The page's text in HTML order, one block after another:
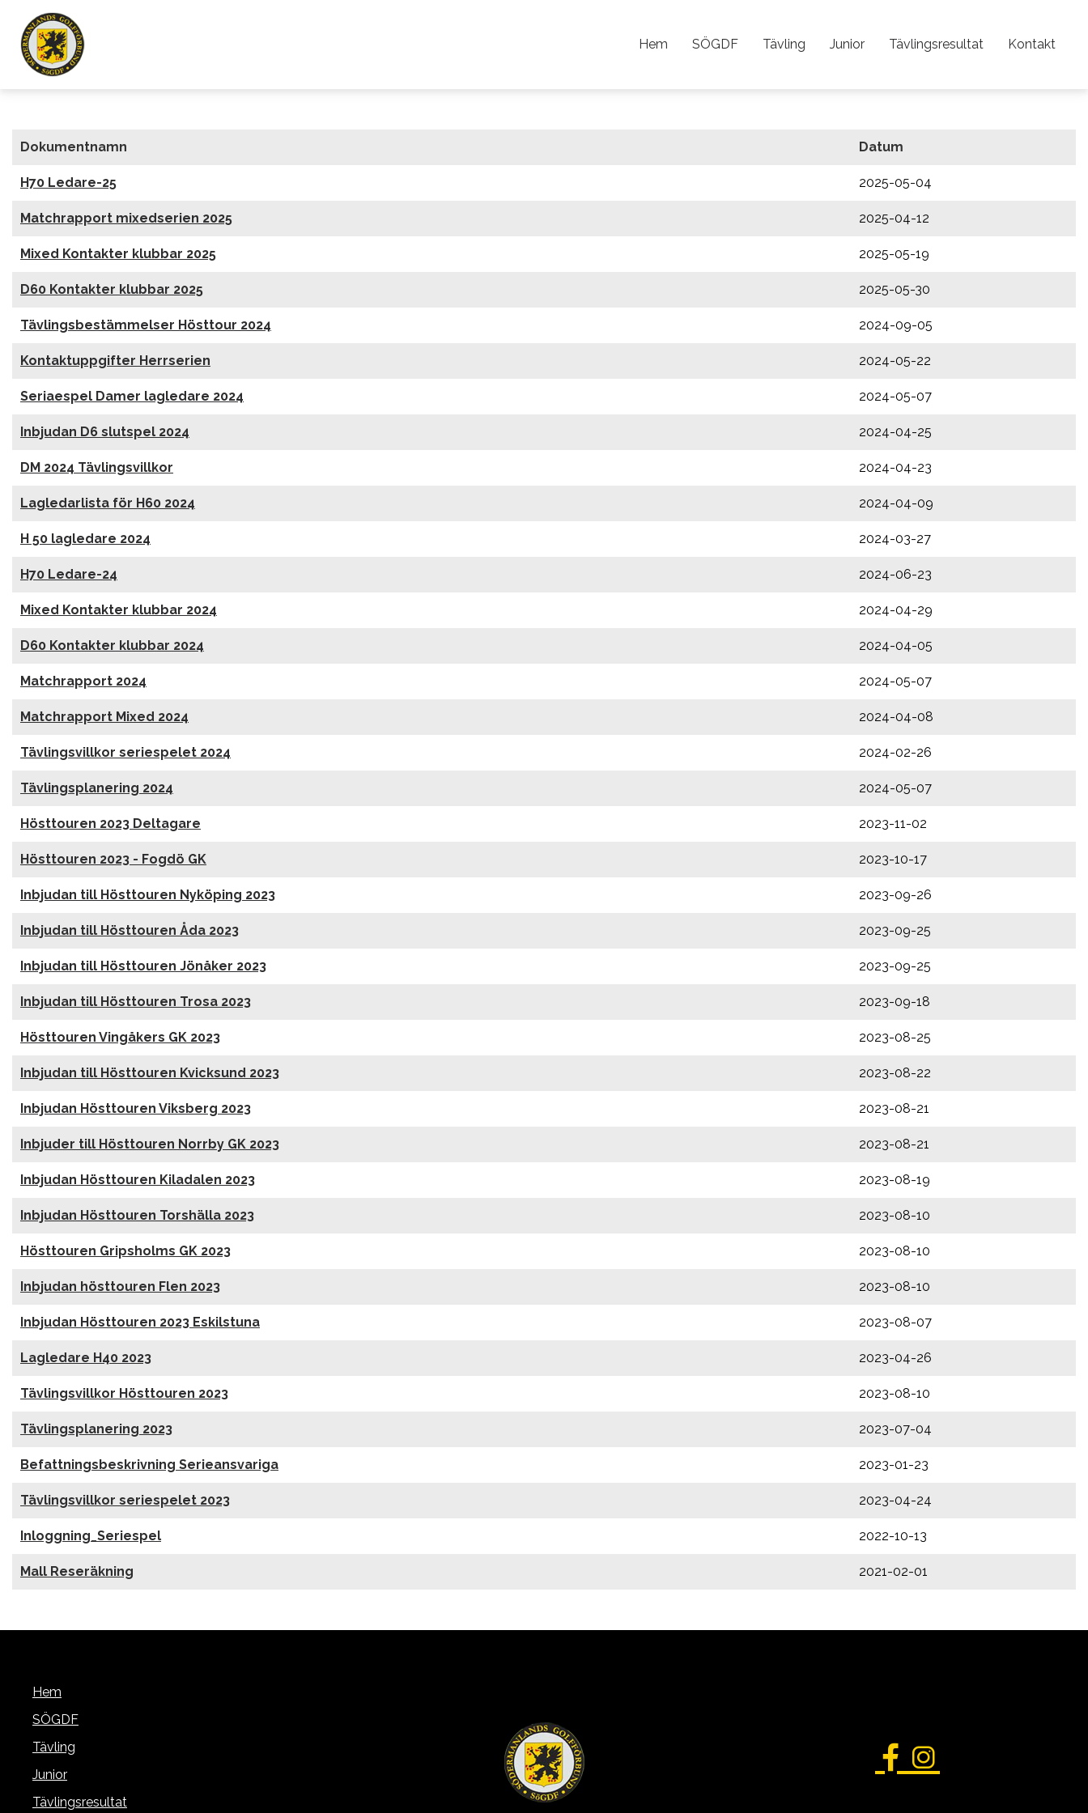
Hem SÖGDF Tävling Junior Tävlingsresultat Kontakt
Dokumentnamn Datum
H70 Ledare-25 2025-05-04
Matchrapport mixedserien 2025 2025-04-12
Mixed Kontakter klubbar 2025 2025-05-19
D60 Kontakter klubbar 2025 2025-05-30
Tävlingsbestämmelser Hösttour 2024 2024-09-05
Kontaktuppgifter Herrserien 2024-05-22
Seriaespel Damer lagledare 2024 2024-05-07
Inbjudan D6 slutspel 2024 2024-04-25
DM 2024 Tävlingsvillkor 2024-04-23
Lagledarlista för H60 2024 2024-04-09
H 50 lagledare 2024 2024-03-27
H70 Ledare-24 2024-06-23
Mixed Kontakter klubbar 2024 2024-04-29
D60 Kontakter klubbar 2024 2024-04-05
Matchrapport 2024 2024-05-07
Matchrapport Mixed 2024 2024-04-08
Tävlingsvillkor seriespelet 2024 2024-02-26
Tävlingsplanering 2024 2024-05-07
Hösttouren 2023 Deltagare 2023-11-02
Hösttouren 2023 - Fogdö GK 2023-10-17
Inbjudan till Hösttouren Nyköping 2023 2023-09-26
Inbjudan till Hösttouren Åda 2023 2023-09-25
Inbjudan till Hösttouren Jönåker 2023 2023-09-25
Inbjudan till Hösttouren Trosa 2023 2023-09-18
Hösttouren Vingåkers GK 2023 2023-08-25
Inbjudan till Hösttouren Kvicksund 2023 2023-08-22
Inbjudan Hösttouren Viksberg 2023 2023-08-21
Inbjuder till Hösttouren Norrby GK 2023 2023-08-21
Inbjudan Hösttouren Kiladalen 2023 2023-08-19
Inbjudan Hösttouren Torshälla 2023 2023-08-10
Hösttouren Gripsholms GK 2023 2023-08-10
Inbjudan hösttouren Flen 2023 2023-08-10
Inbjudan Hösttouren 2023 Eskilstuna 2023-08-07
Lagledare H40 2023 2023-04-26
Tävlingsvillkor Hösttouren 2023 2023-08-10
Tävlingsplanering 2023 2023-07-04
Befattningsbeskrivning Serieansvariga 2023-01-23
Tävlingsvillkor seriespelet 2023 2023-04-24
Inloggning_Seriespel 2022-10-13
Mall Reseräkning 2021-02-01
Hem
SÖGDF
Tävling
Junior
Tävlingsresultat